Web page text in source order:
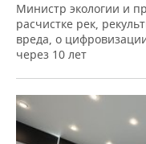
Министр экологии и
расчистке рек,
вреда, о
через 10 лет